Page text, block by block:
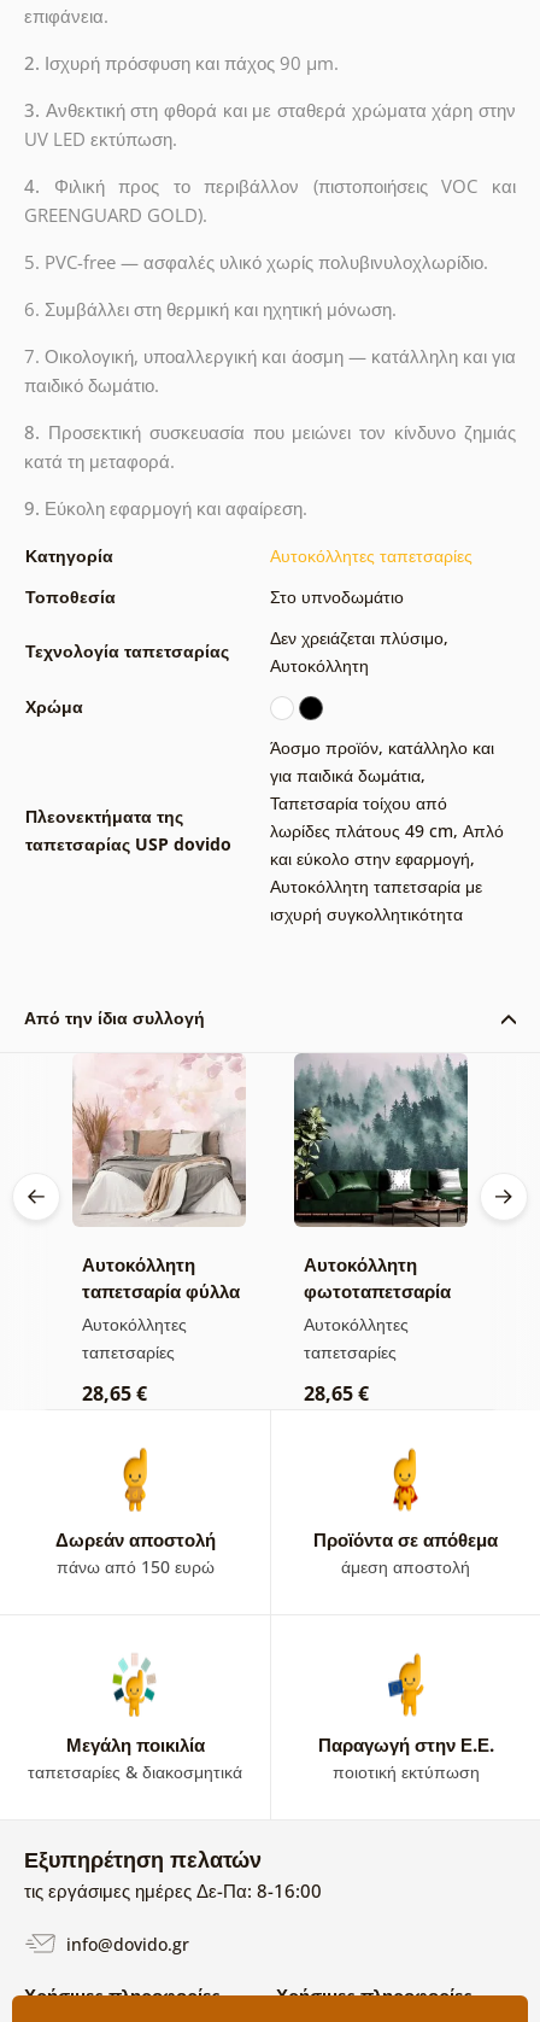
επιφάνεια.
2. Ισχυρή πρόσφυση και πάχος 90 µm.
3. Ανθεκτική στη φθορά και με σταθερά χρώματα χάρη στην
UV LED εκτύπωση.
4. Φιλική προς το περιβάλλον (πιστοποιήσεις VOC και
GREENGUARD GOLD).
5. PVC-free — ασφαλές υλικό χωρίς πολυβινυλοχλωρίδιο.
6. Συμβάλλει στη θερμική και ηχητική μόνωση.
7. Οικολογική, υποαλλεργική και άοσμη — κατάλληλη και για
παιδικό δωμάτιο.
8. Προσεκτική συσκευασία που μειώνει τον κίνδυνο ζημιάς
κατά τη μεταφορά.
9. Εύκολη εφαρμογή και αφαίρεση.
Κατηγορία
Αυτοκόλλητες ταπετσαρίες
Τοποθεσία
Στο υπνοδωμάτιο
Τεχνολογία ταπετσαρίας
Δεν χρειάζεται πλύσιμο,
Αυτοκόλλητη
Χρώμα
Πλεονεκτήματα της
ταπετσαρίας USP dovido
Άοσμο προϊόν, κατάλληλο και
για παιδικά δωμάτια,
Ταπετσαρία τοίχου από
λωρίδες πλάτους 49 cm, Απλό
και εύκολο στην εφαρμογή,
Αυτοκόλλητη ταπετσαρία με
ισχυρή συγκολλητικότητα
Από την ίδια συλλογή
Αυτοκόλλητη
ταπετσαρία φύλλα
με παστέλ
απόχρωση
Αυτοκόλλητες
ταπετσαρίες
28,65 €
Αυτοκόλλητη
φωτοταπετσαρία
δάσος στην ομίχλη
Αυτοκόλλητες
ταπετσαρίες
28,65 €
Δωρεάν αποστολή
πάνω από 150 ευρώ
Προϊόντα σε απόθεμα
άμεση αποστολή
Μεγάλη ποικιλία
ταπετσαρίες & διακοσμητικά
Παραγωγή στην Ε.Ε.
ποιοτική εκτύπωση
Εξυπηρέτηση πελατών
τις εργάσιμες ημέρες Δε-Πα: 8-16:00
info@dovido.gr
Χρήσιμες πληροφορίες Χρήσιμες πληροφορίες